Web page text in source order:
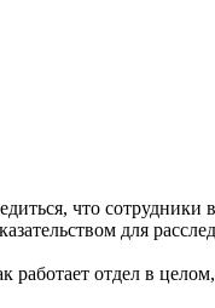
что
для
отдел в